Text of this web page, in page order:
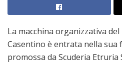
La macchina organizzativa
Casentino è entrata nella sua
promossa da Scuderia Etruria